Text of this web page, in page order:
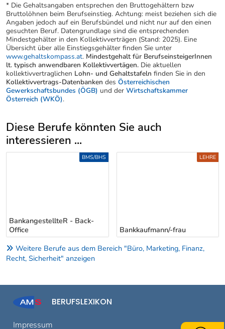
* Die Gehaltsangaben entsprechen den Bruttogehältern bzw
Bruttolöhnen beim Berufseinstieg. Achtung: meist beziehen sich die
Angaben jedoch auf ein Berufsbündel und nicht nur auf den einen
gesuchten Beruf. Datengrundlage sind die entsprechenden
Mindestgehälter in den Kollektivverträgen (Stand: 2025). Eine
Übersicht über alle Einstiegsgehälter finden Sie unter
www.gehaltskompass.at. Mindestgehalt für BerufseinsteigerInnen
lt. typisch anwendbaren Kollektivvertägen. Die aktuellen
kollektivvertraglichen Lohn- und Gehaltstafeln finden Sie in den
Kollektivvertrags-Datenbanken des Österreichischen
Gewerkschaftsbundes (ÖGB) und der Wirtschaftskammer
Österreich (WKÖ).
Diese Berufe könnten Sie auch
interessieren ...
Uber weitere Berufsvorschläge
BankangestellteR - Back-
Office
BMS/BHS
Bankkaufmann/-frau
LEHRE
Weitere Berufe aus dem Bereich "Büro, Marketing, Finanz,
Recht, Sicherheit" anzeigen
BERUFSLEXIKON
Impressum